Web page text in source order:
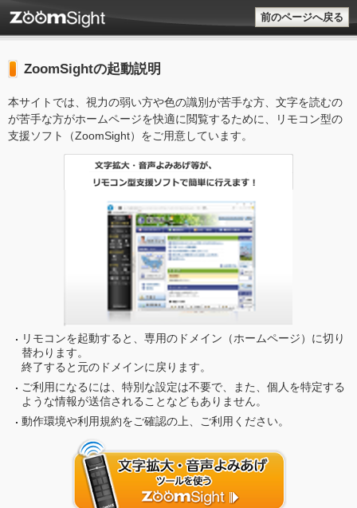
前のページへ戻る
ZoomSightの起動説明
本サイトでは、視力の弱い方や色の識別が苦手な方、文字を読むの
が苦手な方がホームページを快適に閲覧するために、リモコン型の
支援ソフト（ZoomSight）をご用意しています。
リモコンを起動すると、専用のドメイン（ホームページ）に切り
替わります。
終了すると元のドメインに戻ります。
ご利用になるには、特別な設定は不要で、また、個人を特定する
ような情報が送信されることなどもありません。
動作環境や利用規約をご確認の上、ご利用ください。